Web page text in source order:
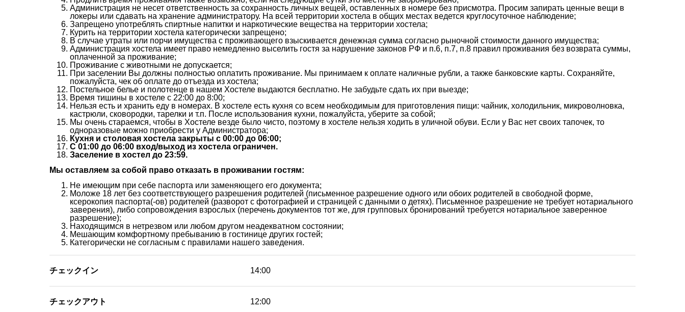
Администрация не несет ответственность за сохранность личных вещей, оставленных в номере без присмотра. Просим запирать ценные вещи в
локеры или сдавать на хранение администратору. На всей территории хостела в общих местах ведется круглосуточное наблюдение;
Запрещено употреблять спиртные напитки и наркотические вещества на территории хостела;
Курить на территории хостела категорически запрещено;
В случае утраты или порчи имущества с проживающего взыскивается денежная сумма согласно рыночной стоимости данного имущества;
Администрация хостела имеет право немедленно выселить гостя за нарушение законов РФ и п.6, п.7, п.8 правил проживания без возврата суммы,
оплаченной за проживание;
Проживание с животными не допускается;
При заселении Вы должны полностью оплатить проживание. Мы принимаем к оплате наличные рубли, а также банковские карты. Сохраняйте,
пожалуйста, чек об оплате до отъезда из хостела;
Постельное белье и полотенце в нашем Хостеле выдаются бесплатно. Не забудьте сдать их при выезде;
Время тишины в хостеле с 22:00 до 8:00;
Нельзя есть и хранить еду в номерах. В хостеле есть кухня со всем необходимым для приготовления пищи: чайник, холодильник, микроволновка,
кастрюли, сковородки, тарелки и т.п. После использования кухни, пожалуйста, уберите за собой;
Мы очень стараемся, чтобы в Хостеле везде было чисто, поэтому в хостеле нельзя ходить в уличной обуви. Если у Вас нет своих тапочек, то
одноразовые можно приобрести у Администратора;
Кухня и столовая хостела закрыты с 00:00 до 06:00;
С 01:00 до 06:00 вход/выход из хостела ограничен.
Заселение в хостел до 23:59.
Мы оставляем за собой право отказать в проживании гостям:
Не имеющим при себе паспорта или заменяющего его документа;
Моложе 18 лет без соответствующего разрешения родителей (письменное разрешение одного или обоих родителей в свободной форме,
ксерокопия паспорта(-ов) родителей (разворот с фотографией и страницей с данными о детях). Письменное разрешение не требует нотариального
заверения), либо сопровождения взрослых (перечень документов тот же, для групповых бронирований требуется нотариальное заверенное
разрешение);
Находящимся в нетрезвом или любом другом неадекватном состоянии;
Мешающим комфортному пребыванию в гостинице других гостей;
Категорически не согласным с правилами нашего заведения.
チェックイン 14:00
チェックアウト 12:00